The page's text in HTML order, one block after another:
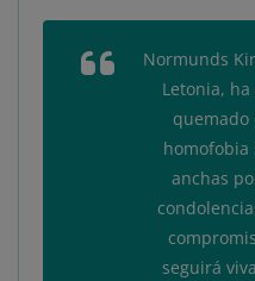
Normunds
Letonia,
quemado
homofobia
anchas
seguirá